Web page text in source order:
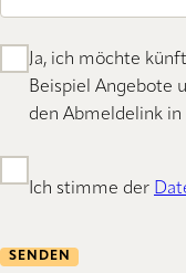
Ja, ich möchte
Beispiel Angebote
den Abmeldelink
Ich stimme der
SENDEN